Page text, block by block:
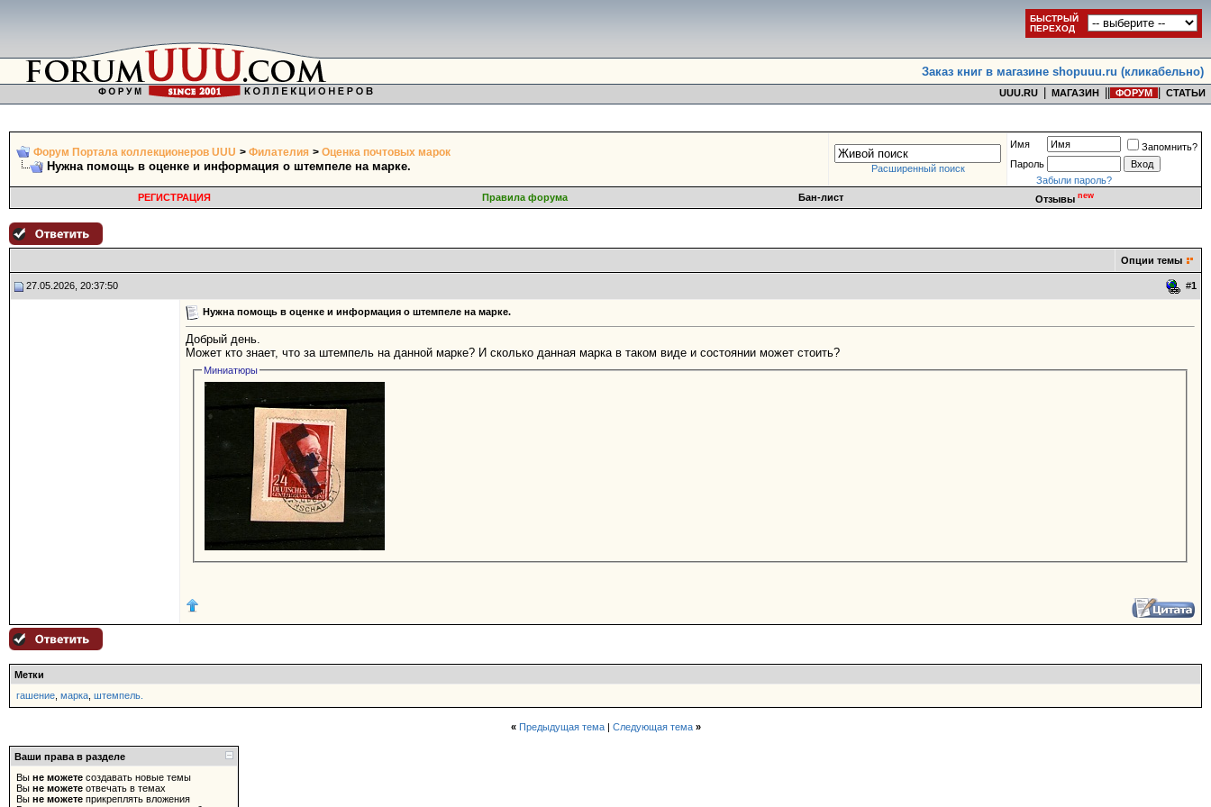
БЫСТРЫЙ
ПЕРЕХОД
Заказ книг в магазине shopuuu.ru (кликабельно)
UUU.RU МАГАЗИН ФОРУМ СТАТЬИ
Форум Портала коллекционеров UUU > Филателия > Оценка почтовых марок
Нужна помощь в оценке и информация о штемпеле на марке. Расширенный поиск
Имя
Запомнить?
Пароль
Забыли пароль?
РЕГИСТРАЦИЯ
Правила форума Бан-лист Отзывы new
Опции темы
27.05.2026, 20:37:50 #1
Нужна помощь в оценке и информация о штемпеле на марке.
Добрый день.
Может кто знает, что за штемпель на данной марке? И сколько данная марка в таком виде и состоянии может стоить?
Миниатюры
Метки
гашение марка штемпель.
« Предыдущая тема| Следующая тема »
Ваши права в разделе
Вы не можете создавать новые темы
Вы не можете отвечать в темах
Вы не можете прикреплять вложения